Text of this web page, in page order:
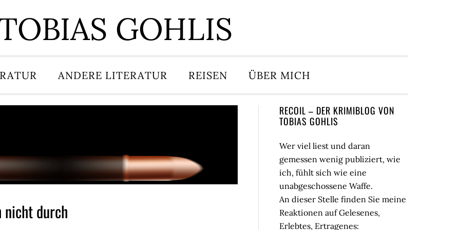
GOHLIS
ANDERE LITERATUR REISEN ÜBER MICH
durch
Seitenspalte
RECOIL – DER KRIMIBLOG VON
TOBIAS GOHLIS
Wer viel liest und daran
gemessen wenig publiziert, wie
ich, fühlt sich wie eine
unabgeschossene Waffe.
An dieser Stelle finden Sie meine
Reaktionen auf Gelesenes,
Erlebtes, Ertragenes: